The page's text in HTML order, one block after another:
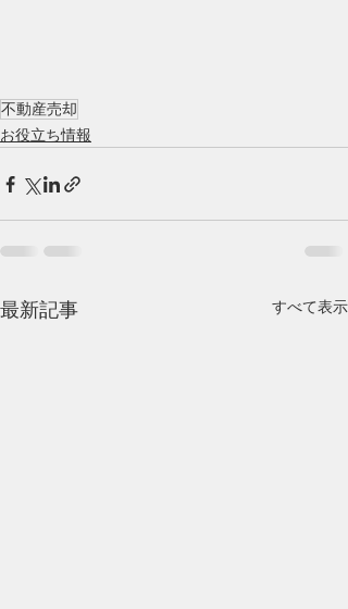
不動産売却
お役立ち情報
最新記事 すべて表示